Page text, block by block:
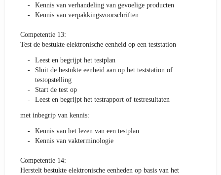
Kennis van verhandeling van gevoelige producten
Kennis van verpakkingsvoorschriften
Competentie 13:
Test de bestukte elektronische eenheid op een teststation
Leest en begrijpt het testplan
Sluit de bestukte eenheid aan op het teststation of
testopstelling
Start de test op
Leest en begrijpt het testrapport of testresultaten
met inbegrip van kennis:
Kennis van het lezen van een testplan
Kennis van vakterminologie
Competentie 14:
Herstelt bestukte elektronische eenheden op basis van het